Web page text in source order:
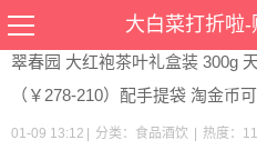
大白菜打折啦
当前位置： 优惠>食品酒饮>文章
翠春园 大红袍茶叶礼盒装 300g
（￥278-210）配手提袋 淘金币
01-09 13:12 分类： 食品酒饮 热度：